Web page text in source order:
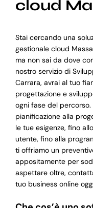
cloud
Stai cercando una
gestionale cloud
ma non sai da dove
nostro servizio di
Carrara, avrai al tuo
progettazione e
ogni fase del
pianificazione alla
le tue esigenze, fino
utente, fino alla
ti offriamo un
appositamente per
aspettare oltre,
tuo business online